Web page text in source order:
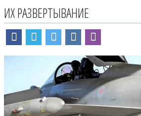
ИХ РАЗВЕРТЫВАНИЕ